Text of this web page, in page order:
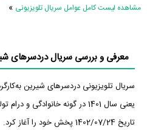
مشاهده لیست کامل عوامل سریال تلویزیونی »
معرفی و بررسی سریال دردسرهای
سریال تلویزیونی دردسرهای شیرین
یعنی سال 1401 در گونه
تاریخ 1402/07/24 پخش خود را آغاز کرد.